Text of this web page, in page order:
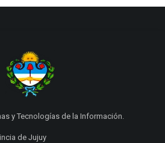
y Tecnologías de la Información.
de Jujuy